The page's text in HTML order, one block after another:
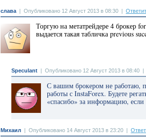
слава | Опубликовано 12 Август 2013 в 08:30 |
Торгую на метатрейдере 4 брокер
выдается такая табличка previous
Speculant | Опубликовано 12 Август 2013 в 08:40
С вашим брокером не работаю,
работы с InstaForex. Будете
«спасибо» за информацию,
Михаил | Опубликовано 14 Август 2013 в 23:20 |